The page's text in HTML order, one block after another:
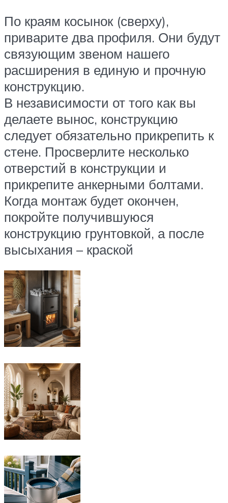
По краям косынок (сверху),
приварите два профиля. Они будут
связующим звеном нашего
расширения в единую и прочную
конструкцию.
В независимости от того как вы
делаете вынос, конструкцию
следует обязательно прикрепить к
стене. Просверлите несколько
отверстий в конструкции и
прикрепите анкерными болтами.
Когда монтаж будет окончен,
покройте получившуюся
конструкцию грунтовкой, а после
высыхания – краской